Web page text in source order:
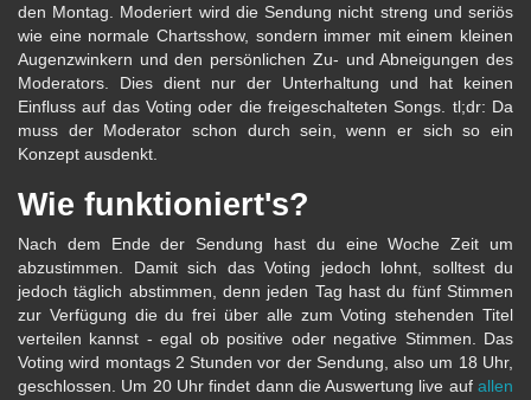
den Montag. Moderiert wird die Sendung nicht streng und seriös
wie eine normale Chartsshow, sondern immer mit einem kleinen
Augenzwinkern und den persönlichen Zu- und Abneigungen des
Moderators. Dies dient nur der Unterhaltung und hat keinen
Einfluss auf das Voting oder die freigeschalteten Songs. tl;dr: Da
muss der Moderator schon durch sein, wenn er sich so ein
Konzept ausdenkt.
Wie funktioniert's?
Nach dem Ende der Sendung hast du eine Woche Zeit um
abzustimmen. Damit sich das Voting jedoch lohnt, solltest du
jedoch täglich abstimmen, denn jeden Tag hast du fünf Stimmen
zur Verfügung die du frei über alle zum Voting stehenden Titel
verteilen kannst - egal ob positive oder negative Stimmen. Das
Voting wird montags 2 Stunden vor der Sendung, also um 18 Uhr,
geschlossen. Um 20 Uhr findet dann die Auswertung live auf allen